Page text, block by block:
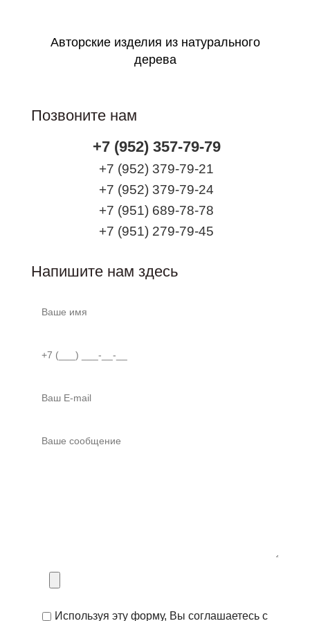
Авторские изделия из натурального
дерева
Позвоните нам
+7 (952) 357-79-79
+7 (952) 379-79-21
+7 (952) 379-79-24
+7 (951) 689-78-78
+7 (951) 279-79-45
Напишите нам здесь
Используя эту форму, Вы соглашаетесь с